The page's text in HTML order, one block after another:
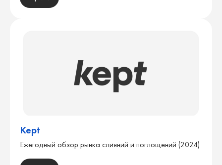
Kept
Ежегодный обзор рынка слияний и поглощений (2024)